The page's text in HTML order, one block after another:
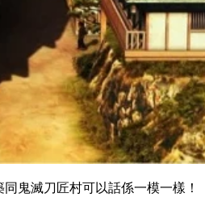
同鬼滅刀匠村可以話係一模一樣！